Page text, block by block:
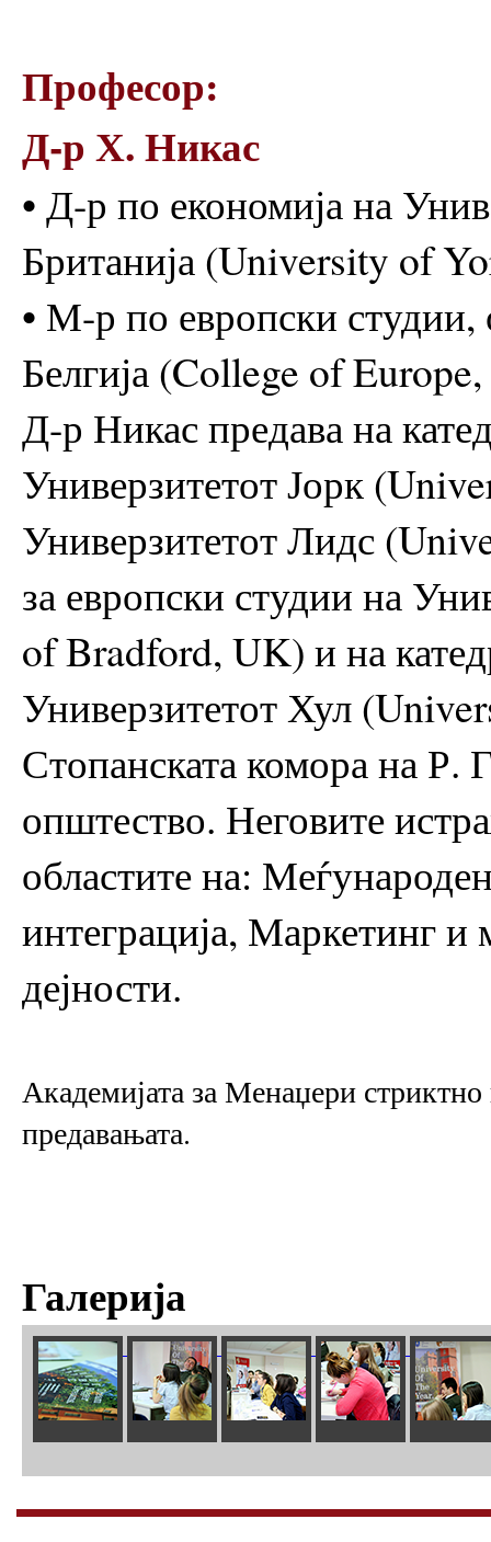
Професор:
Д-р Х. Никас
• Д-р по економија на
Британија (University of
• М-р по европски
Белгија (College of
Д-р Никас предава на
Универзитетот Јорк
Универзитетот Лидс
за европски студии на
of Bradford, UK) и на
Универзитетот Хул
Стопанската комора на Р.
општество. Неговите
областите на:
интеграција, Маркетинг
дејности.
Академијата за Менаџери стриктно
предавањата.
Галерија